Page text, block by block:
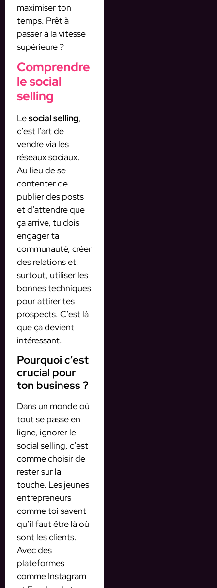
maximiser ton
temps. Prêt à
passer à la vitesse
supérieure ?
Comprendre
le social
selling
Lesocial selling,
c’est l’art de
vendre via les
réseaux sociaux.
Au lieu de se
contenter de
publier des posts
et d’attendre que
ça arrive, tu dois
engager ta
communauté, créer
des relations et,
surtout, utiliser les
bonnes techniques
pour attirer tes
prospects. C’est là
que ça devient
intéressant.
Pourquoi c’est
crucial pour
ton business ?
Dans un monde où
tout se passe en
ligne, ignorer le
social selling, c’est
comme choisir de
rester sur la
touche. Les jeunes
entrepreneurs
comme toi savent
qu’il faut être là où
sont les clients.
Avec des
plateformes
comme Instagram